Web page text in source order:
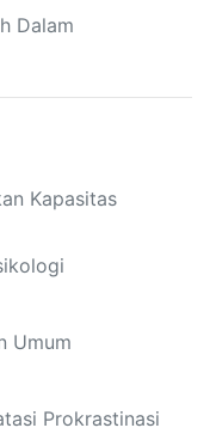
Dalam
Kapasitas
Umum
Prokrastinasi